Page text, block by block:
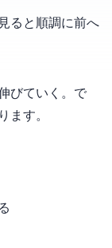
ると順調に前へ
びていく。で
ます。
…